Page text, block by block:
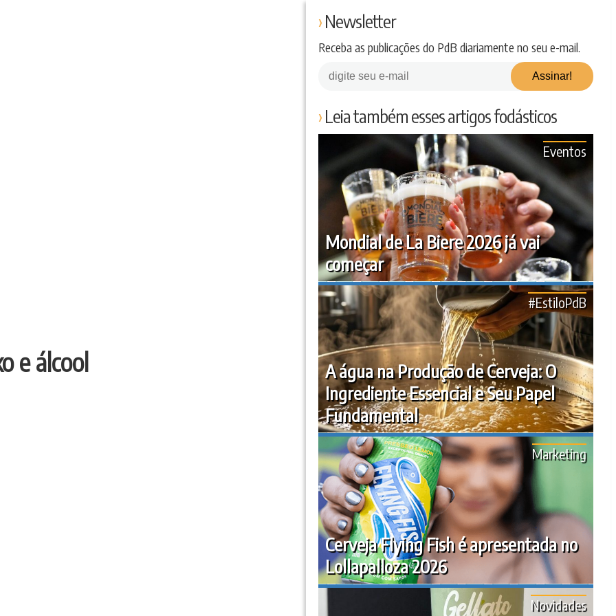
e álcool
Newsletter
Receba as publicações do PdB diariamente no seu e-mail.
Leia também esses artigos fodásticos
Mondial de La Biere 2026 já vai
começar
Eventos
A água na Produção de Cerveja: O
Ingrediente Essencial e Seu Papel
Fundamental
#EstiloPdB
Cerveja Flying Fish é apresentada no
Lollapalloza 2026
Marketing
Novidades